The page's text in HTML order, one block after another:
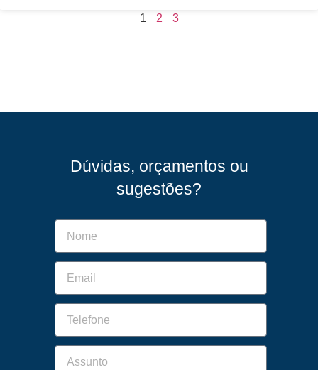
1 2 3
Dúvidas, orçamentos ou
sugestões?